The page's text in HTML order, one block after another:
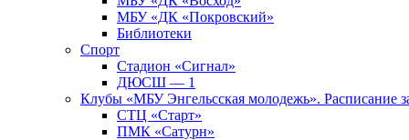
МБУ «ДК «Покровский»
Библиотеки
Спорт
Стадион «Сигнал»
ДЮСШ — 1
Клубы «МБУ Энгельсская молодежь». Расписание
СТЦ «Старт»
ПМК «Сатурн»